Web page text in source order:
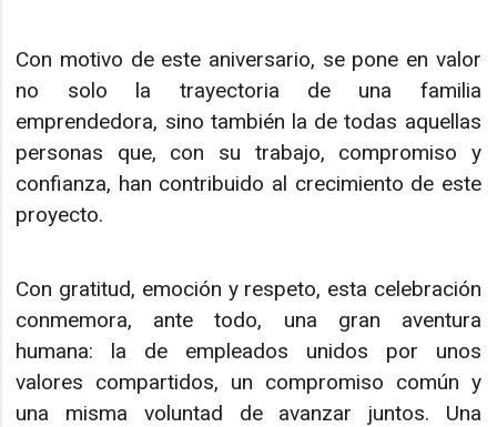
Con motivo de este aniversario, se pone en valor
no solo la trayectoria de una familia
emprendedora, sino también la de todas aquellas
personas que, con su trabajo, compromiso y
confianza, han contribuido al crecimiento de este
proyecto.
Con gratitud, emoción y respeto, esta celebración
conmemora, ante todo, una gran aventura
humana: la de empleados unidos por unos
valores compartidos, un compromiso común y
una misma voluntad de avanzar juntos. Una